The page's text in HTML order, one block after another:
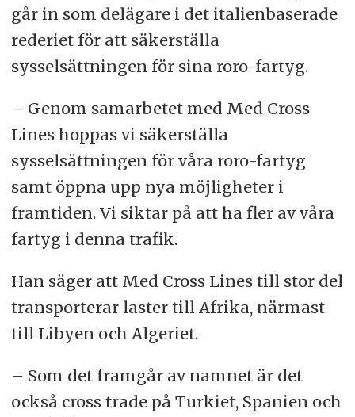
går in som delägare i det italienbaserade
rederiet för att säkerställa
sysselsättningen för sina roro-fartyg.
– Genom samarbetet med Med Cross
Lines hoppas vi säkerställa
sysselsättningen för våra roro-fartyg
samt öppna upp nya möjligheter i
framtiden. Vi siktar på att ha fler av våra
fartyg i denna trafik.
Han säger att Med Cross Lines till stor del
transporterar laster till Afrika, närmast
till Libyen och Algeriet.
– Som det framgår av namnet är det
också cross trade på Turkiet, Spanien och